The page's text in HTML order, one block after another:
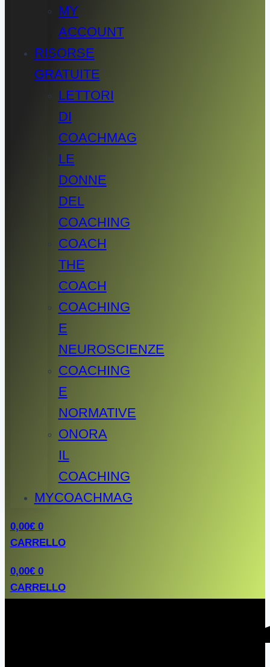
MY
ACCOUNT
RISORSE
GRATUITE
LETTORI
DI
COACHMAG
LE
DONNE
DEL
COACHING
COACH
THE
COACH
COACHING
E
NEUROSCIENZE
COACHING
E
NORMATIVE
ONORA
IL
COACHING
MYCOACHMAG
0,00€ 0
CARRELLO
0,00€ 0
CARRELLO